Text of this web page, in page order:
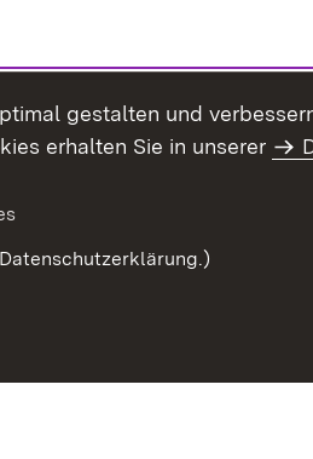
gestalten und
erhalten Sie in unserer